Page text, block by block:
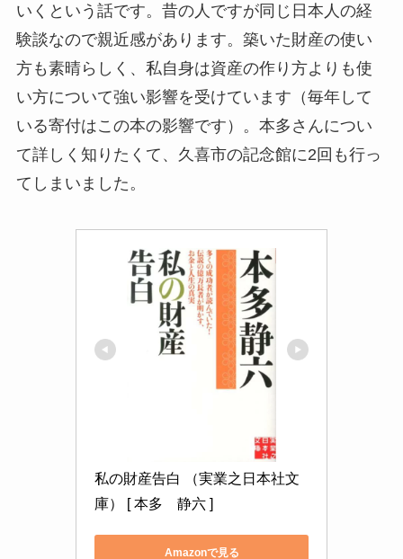
いくという話です。昔の人ですが同じ日本人の経
験談なので親近感があります。築いた財産の使い
方も素晴らしく、私自身は資産の作り方よりも使
い方について強い影響を受けています（毎年して
いる寄付はこの本の影響です）。本多さんについ
て詳しく知りたくて、久喜市の記念館に2回も行っ
てしまいました。
私の財産告白 （実業之日本社文
庫） [ 本多　静六 ]
Amazonで見る